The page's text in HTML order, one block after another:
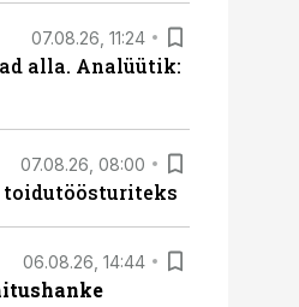
07.08.26, 11:24
alla. Analüütik:
07.08.26, 08:00
toidutöösturiteks
06.08.26, 14:44